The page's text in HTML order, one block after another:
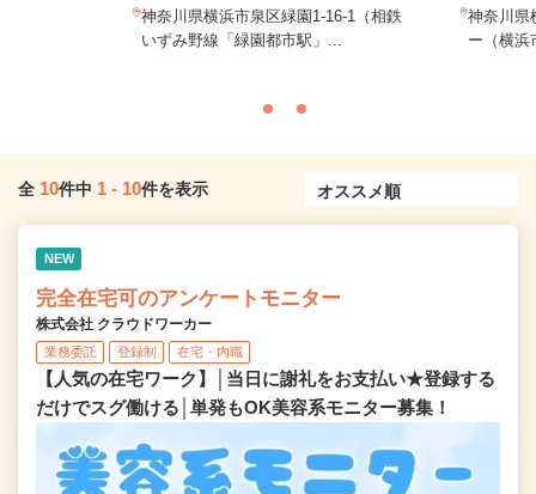
神奈川県横浜市泉区緑園1-16-1（相鉄
いずみ野線「緑園都市駅」...
神奈川県
ー（横浜
全 10件中 1 - 10件を表示
NEW
完全在宅可のアンケートモニター
株式会社 クラウドワーカー
業務委託 登録制 在宅・内職
【人気の在宅ワーク】│当日に謝礼をお支払い★登録する
だけでスグ働ける│単発もOK美容系モニター募集！